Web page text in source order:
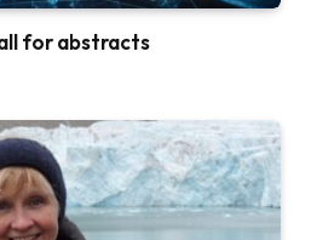
for abstracts